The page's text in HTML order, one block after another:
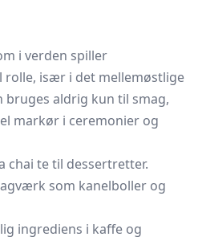
i verden spiller
rolle, især i det mellemøstlige
bruges aldrig kun til smag,
markør i ceremonier og
chai te til dessertretter.
som kanelboller og
ingrediens i kaffe og